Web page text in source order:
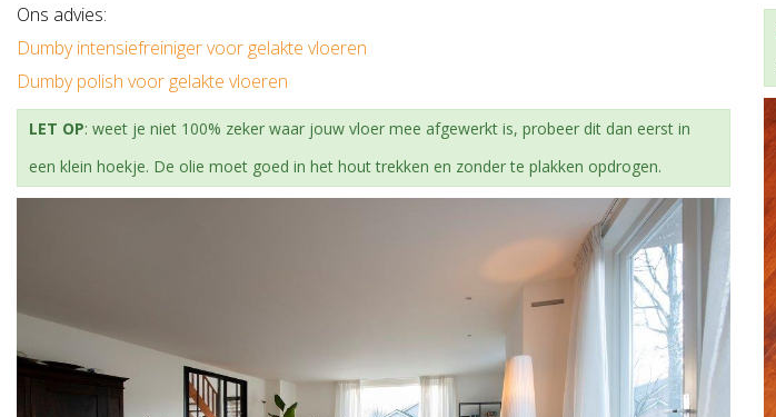
Ons advies:
Dumby intensiefreiniger voor gelakte vloeren
Dumby polish voor gelakte vloeren
LET OP: weet je niet 100% zeker waar jouw vloer mee afgewerkt is, probeer dit dan eerst in
een klein hoekje. De olie moet goed in het hout trekken en zonder te plakken opdrogen.